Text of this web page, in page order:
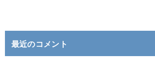
最近のコメント